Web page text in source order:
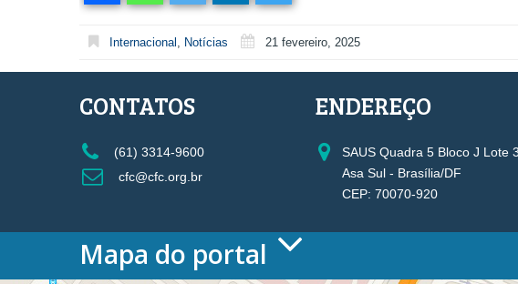
Internacional , Notícias 21 fevereiro, 2025
CONTATOS
(61) 3314-9600
cfc@cfc.org.br
ENDEREÇO
SAUS Quadra 5 Bloco J Lote
Asa Sul - Brasília/DF
CEP: 70070-920
Mapa do portal